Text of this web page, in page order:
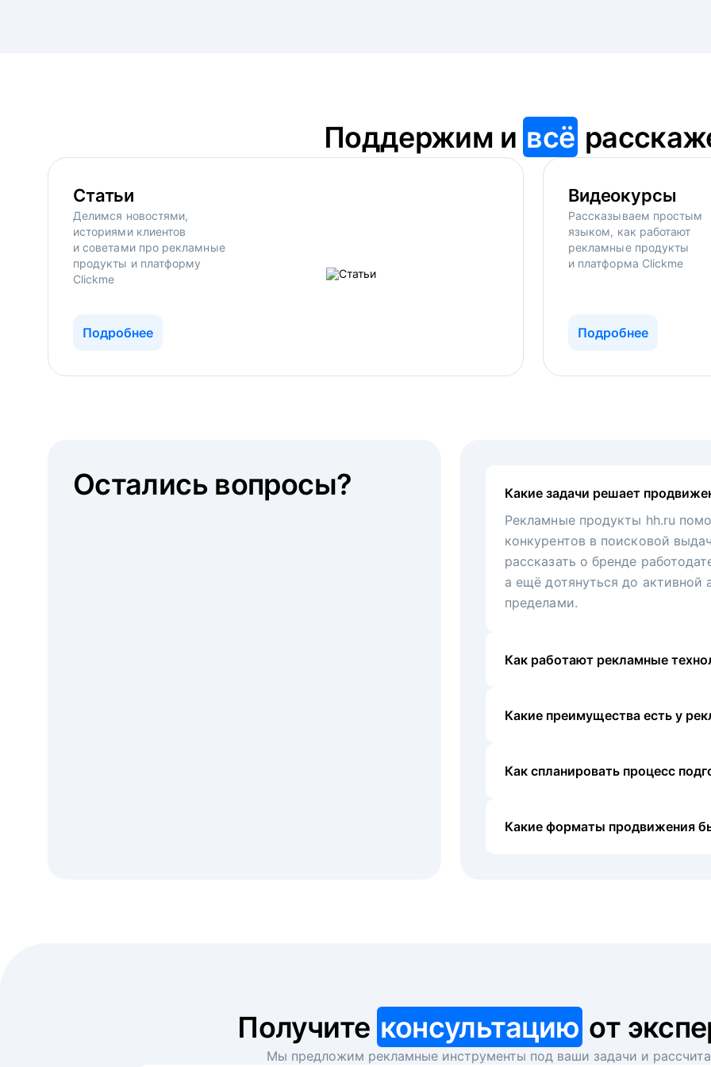
Поддержим и всё
Статьи
Делимся новостями,
историями клиентов
и советами про рекламные
продукты и платформу
Clickme
Подробнее
Видеокурсы
Рассказываем простым
языком, как работают
рекламные продукты
и платформа Clickme
Подробнее
Какие задачи решает
Рекламные продукты hh.ru
конкурентов в поисковой
рассказать о бренде
а ещё дотянуться до активной
пределами.
Как работают рекламные
Какие преимущества есть у
Как спланировать процесс
Какие форматы продвижения
Остались вопросы?
Получите консультацию от
Мы предложим рекламные инструменты под ваши задачи и